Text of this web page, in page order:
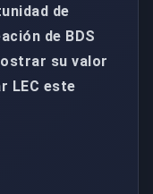
de
de BDS
su valor
LEC este